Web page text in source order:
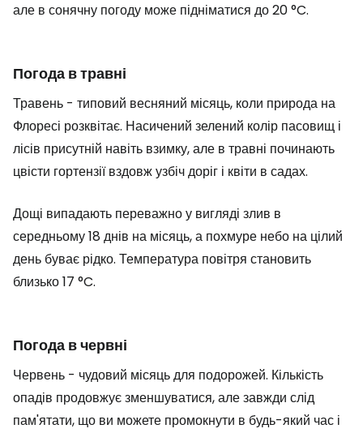
але в сонячну погоду може підніматися до 20 °C.
Погода в травні
Травень - типовий весняний місяць, коли природа на
Флоресі розквітає. Насичений зелений колір пасовищ і
лісів присутній навіть взимку, але в травні починають
цвісти гортензії вздовж узбіч доріг і квіти в садах.
Дощі випадають переважно у вигляді злив в
середньому 18 днів на місяць, а похмуре небо на цілий
день буває рідко. Температура повітря становить
близько 17 °C.
Погода в червні
Червень - чудовий місяць для подорожей. Кількість
опадів продовжує зменшуватися, але завжди слід
пам'ятати, що ви можете промокнути в будь-який час і